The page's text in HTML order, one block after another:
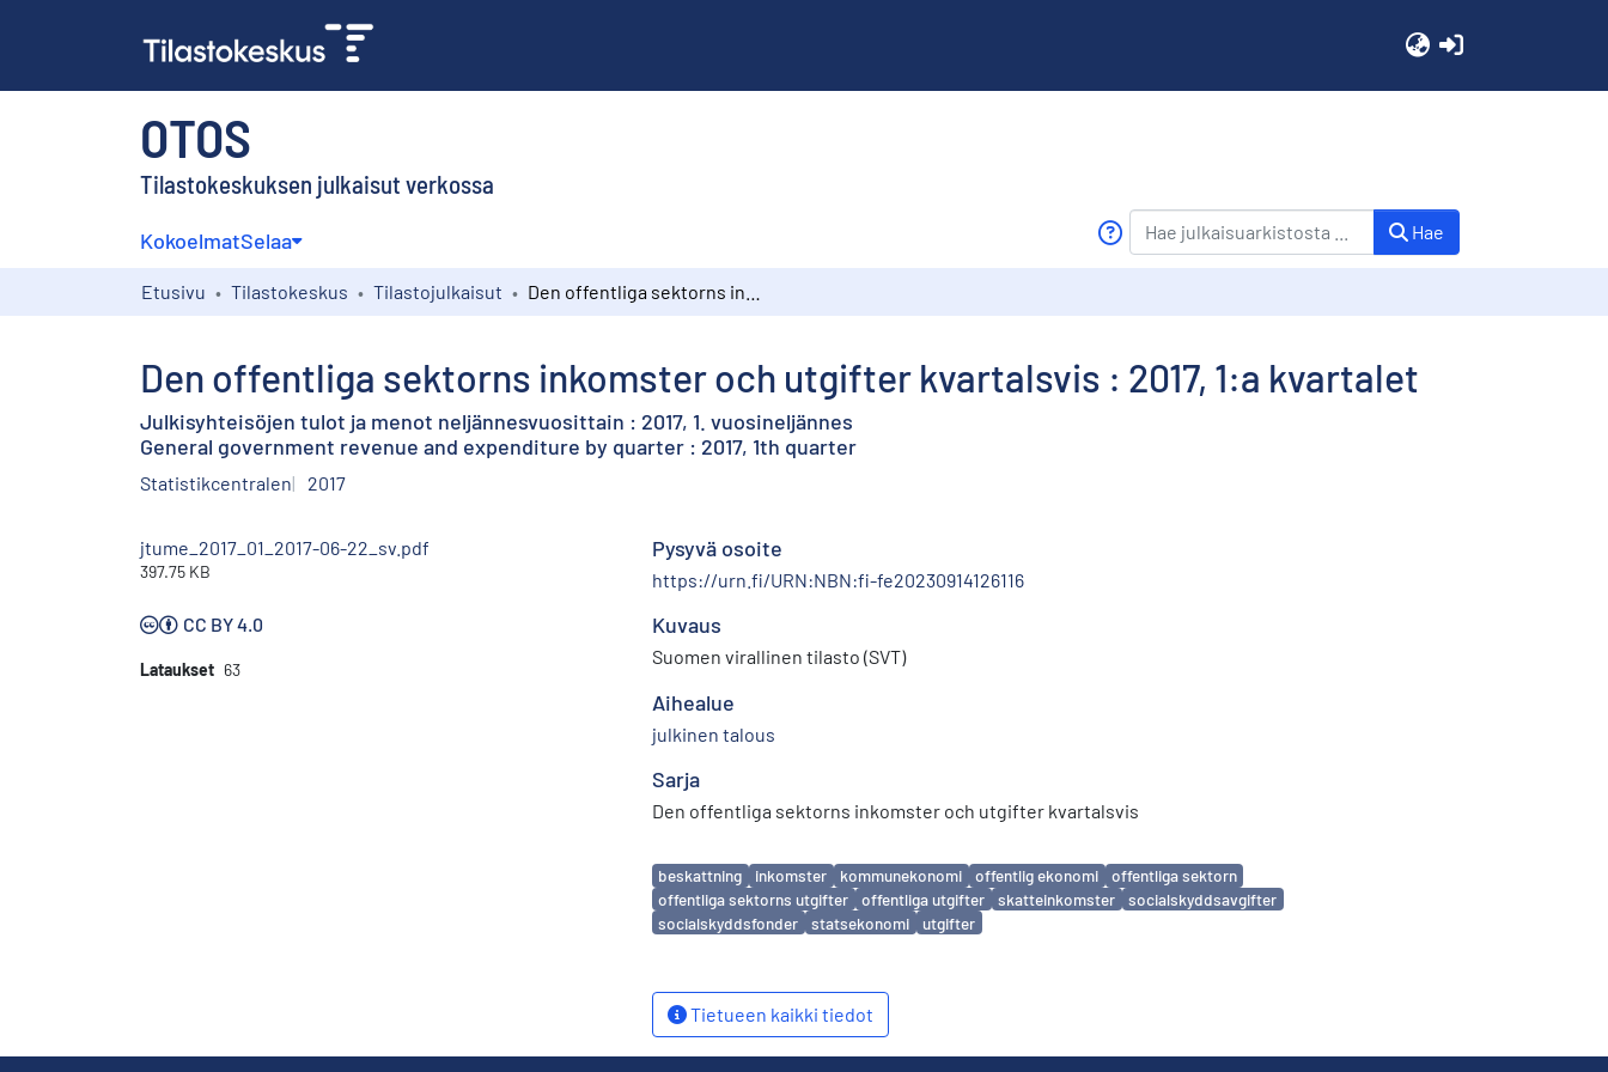
OTOS
Tilastokeskuksen julkaisut verkossa
KokoelmatSelaa Hae
Etusivu Tilastokeskus Tilastojulkaisut
Den offentliga sektorns inkomster och utgifter kvartalsvis : 2017, 1:a kvartalet
Julkisyhteisöjen tulot ja menot neljännesvuosittain : 2017, 1. vuosineljännes
General government revenue and expenditure by quarter : 2017, 1th quarter
Statistikcentralen 2017
jtume_2017_01_2017-06-22_sv.pdf
397.75 KB
CC BY 4.0
Lataukset 63
Pysyvä osoite
https://urn.fi/URN:NBN:fi-fe20230914126116
Kuvaus
Suomen virallinen tilasto (SVT)
Aihealue
julkinen talous
Sarja
Den offentliga sektorns inkomster och utgifter kvartalsvis
Avainsanat
beskattning inkomster kommunekonomi offentlig ekonomi
offentliga sektorn
offentliga sektorns utgifter
offentliga utgifter skatteinkomster
socialskyddsavgifter
socialskyddsfonder
statsekonomi utgifter
Tietueen kaikki tiedot